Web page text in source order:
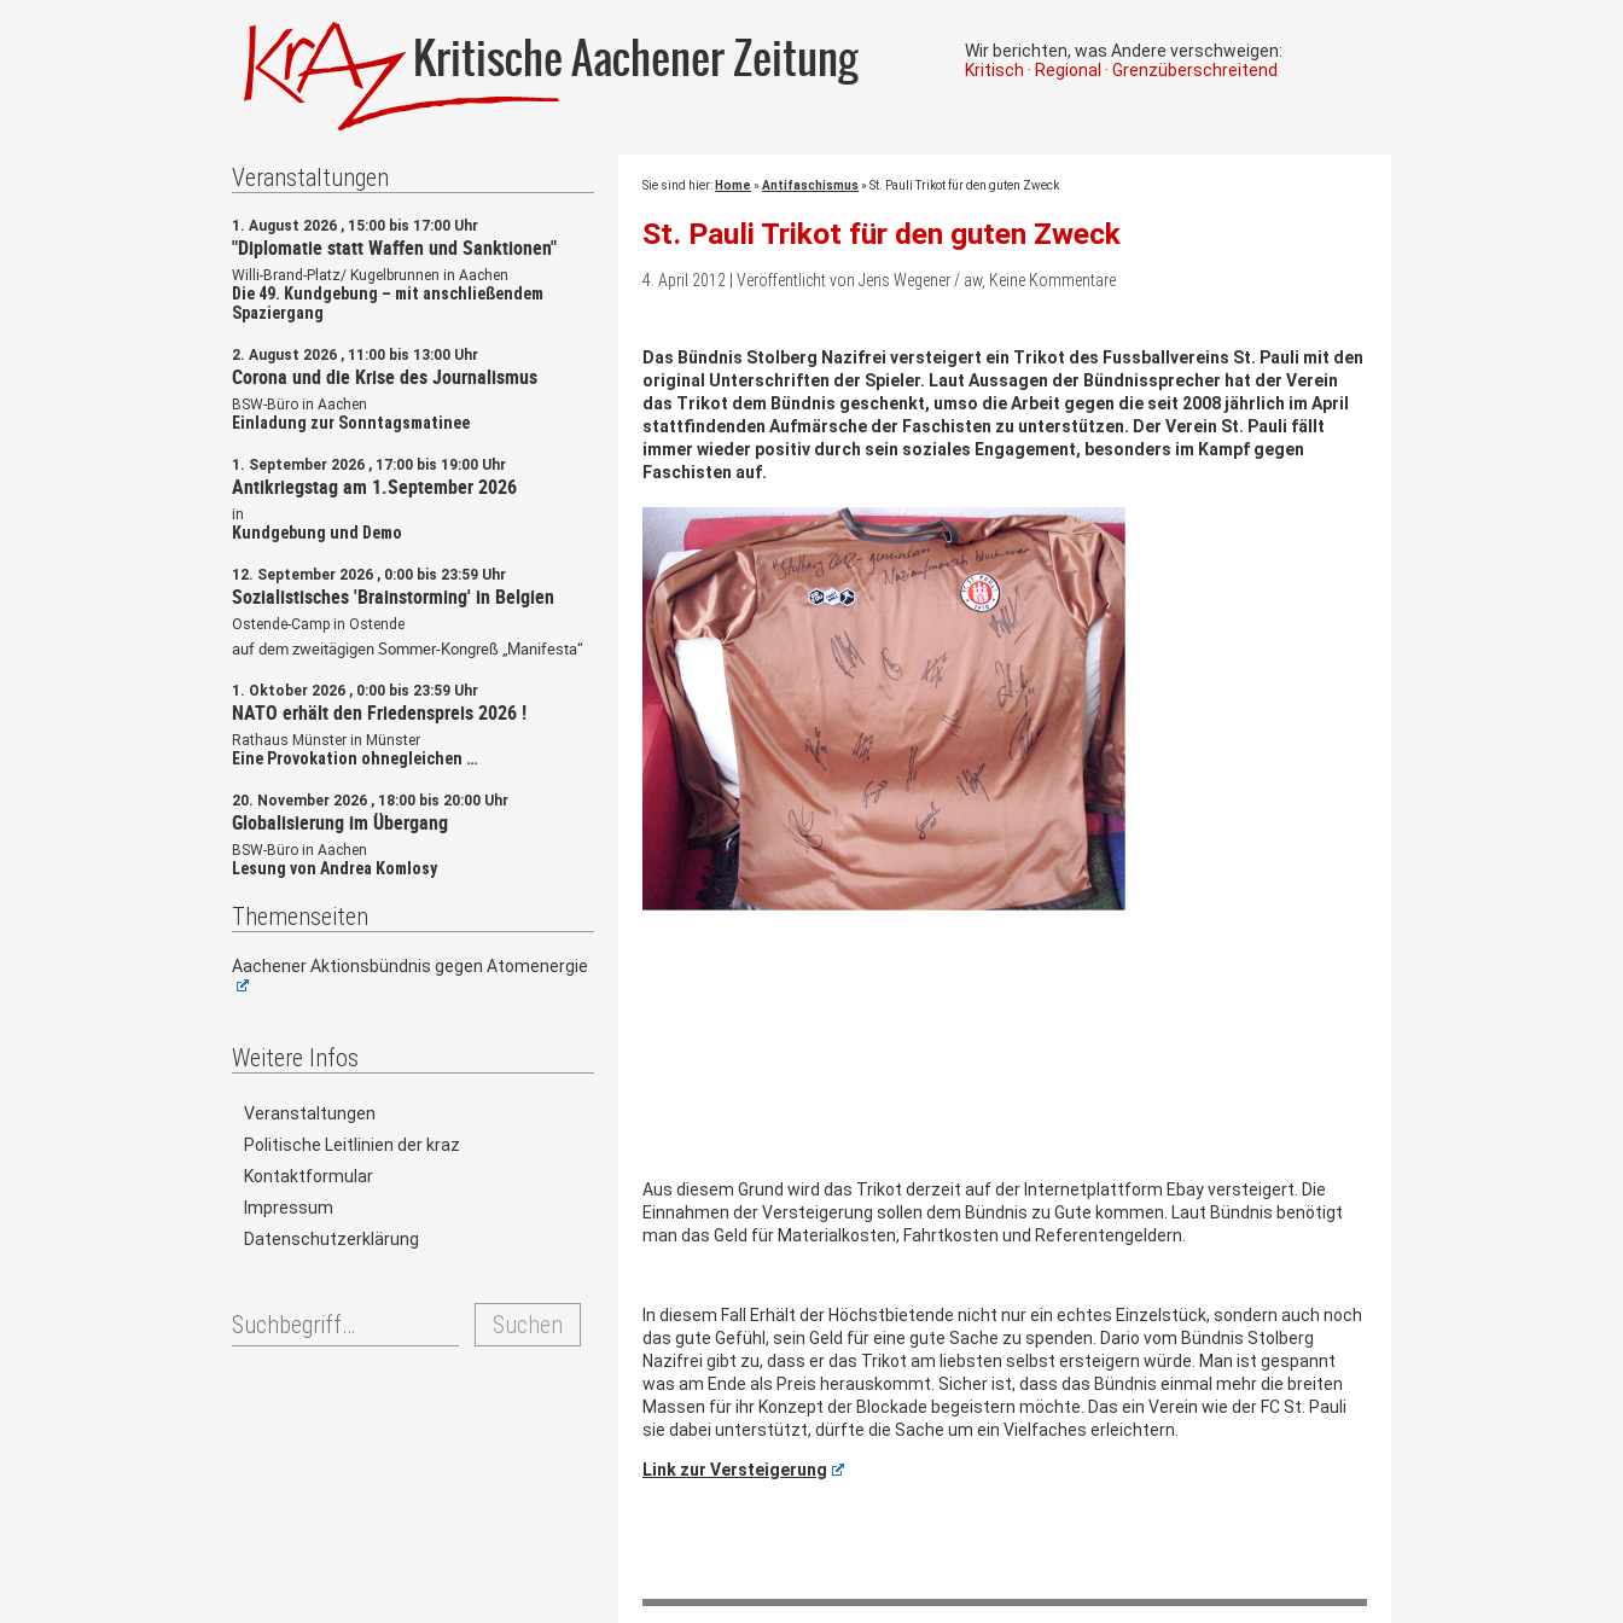
Kritische Aachener Zeitung
Wir berichten, was Andere verschweigen:
Kritisch · Regional · Grenzüberschreitend
Sie sind hier: Home » Antifaschismus » St. Pauli Trikot für den guten Zweck
St. Pauli Trikot für den guten Zweck
4. April 2012 | Veröffentlicht von Jens Wegener / aw, Keine Kommentare
Das Bündnis Stolberg Nazifrei versteigert ein Trikot des Fussballvereins St. Pauli mit den
original Unterschriften der Spieler. Laut Aussagen der Bündnissprecher hat der Verein
das Trikot dem Bündnis geschenkt, umso die Arbeit gegen die seit 2008 jährlich im April
stattfindenden Aufmärsche der Faschisten zu unterstützen. Der Verein St. Pauli fällt
immer wieder positiv durch sein soziales Engagement, besonders im Kampf gegen
Faschisten auf.
Aus diesem Grund wird das Trikot derzeit auf der Internetplattform Ebay versteigert. Die
Einnahmen der Versteigerung sollen dem Bündnis zu Gute kommen. Laut Bündnis benötigt
man das Geld für Materialkosten, Fahrtkosten und Referentengeldern.
In diesem Fall Erhält der Höchstbietende nicht nur ein echtes Einzelstück, sondern auch noch
das gute Gefühl, sein Geld für eine gute Sache zu spenden. Dario vom Bündnis Stolberg
Nazifrei gibt zu, dass er das Trikot am liebsten selbst ersteigern würde. Man ist gespannt
was am Ende als Preis herauskommt. Sicher ist, dass das Bündnis einmal mehr die breiten
Massen für ihr Konzept der Blockade begeistern möchte. Das ein Verein wie der FC St. Pauli
sie dabei unterstützt, dürfte die Sache um ein Vielfaches erleichtern.
Link zur Versteigerung
Veranstaltungen
1. August 2026 , 15:00 bis 17:00 Uhr
"Diplomatie statt Waffen und Sanktionen"
Willi-Brand-Platz/ Kugelbrunnen in Aachen
Die 49. Kundgebung – mit anschließendem
Spaziergang
2. August 2026 , 11:00 bis 13:00 Uhr
Corona und die Krise des Journalismus
BSW-Büro in Aachen
Einladung zur Sonntagsmatinee
1. September 2026 , 17:00 bis 19:00 Uhr
Antikriegstag am 1.September 2026
in
Kundgebung und Demo
12. September 2026 , 0:00 bis 23:59 Uhr
Sozialistisches 'Brainstorming' in Belgien
Ostende-Camp in Ostende
auf dem zweitägigen Sommer-Kongreß „Manifesta“
1. Oktober 2026 , 0:00 bis 23:59 Uhr
NATO erhält den Friedenspreis 2026 !
Rathaus Münster in Münster
Eine Provokation ohnegleichen …
20. November 2026 , 18:00 bis 20:00 Uhr
Globalisierung im Übergang
BSW-Büro in Aachen
Lesung von Andrea Komlosy
Themenseiten
Aachener Aktionsbündnis gegen Atomenergie
Weitere Infos
Veranstaltungen
Politische Leitlinien der kraz
Kontaktformular
Impressum
Datenschutzerklärung
Suchen